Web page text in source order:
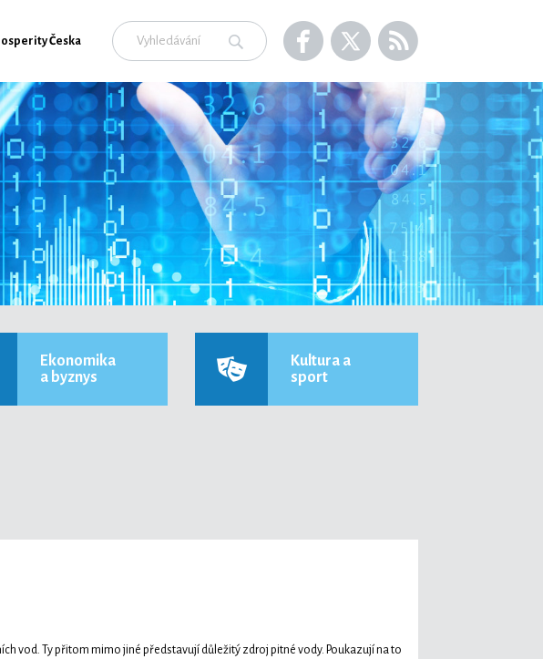
Česka
Ekonomika
a byznys
Kultura a
sport
vod. Ty přitom mimo jiné představují důležitý zdroj pitné vody. Poukazují na to